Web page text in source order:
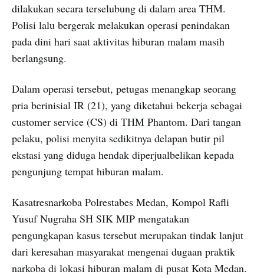
dilakukan secara terselubung di dalam area THM.
Polisi lalu bergerak melakukan operasi penindakan
pada dini hari saat aktivitas hiburan malam masih
berlangsung.
Dalam operasi tersebut, petugas menangkap seorang
pria berinisial IR (21), yang diketahui bekerja sebagai
customer service (CS) di THM Phantom. Dari tangan
pelaku, polisi menyita sedikitnya delapan butir pil
ekstasi yang diduga hendak diperjualbelikan kepada
pengunjung tempat hiburan malam.
Kasatresnarkoba Polrestabes Medan, Kompol Rafli
Yusuf Nugraha SH SIK MIP mengatakan
pengungkapan kasus tersebut merupakan tindak lanjut
dari keresahan masyarakat mengenai dugaan praktik
narkoba di lokasi hiburan malam di pusat Kota Medan.